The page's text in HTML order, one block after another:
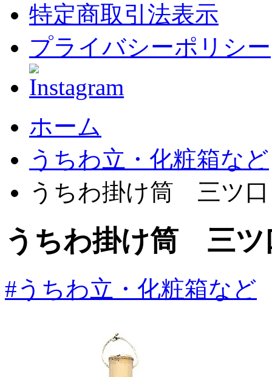
特定商取引法表示
プライバシーポリシー
ホーム
うちわ立・化粧箱など
うちわ掛け筒 三ツ口
うちわ掛け筒 三ツ
#うちわ立・化粧箱など